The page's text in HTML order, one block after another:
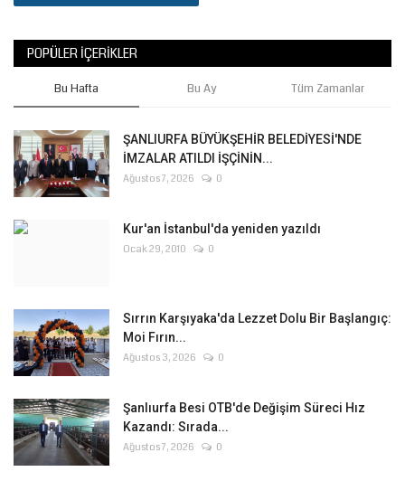
POPÜLER İÇERIKLER
Bu Hafta Bu Ay Tüm Zamanlar
ŞANLIURFA BÜYÜKŞEHİR BELEDİYESİ'NDE
İMZALAR ATILDI İŞÇİNİN...
Ağustos 7, 2026 0
Kur'an İstanbul'da yeniden yazıldı
Ocak 29, 2010 0
Sırrın Karşıyaka'da Lezzet Dolu Bir Başlangıç:
Moi Fırın...
Ağustos 3, 2026 0
Şanlıurfa Besi OTB'de Değişim Süreci Hız
Kazandı: Sırada...
Ağustos 7, 2026 0